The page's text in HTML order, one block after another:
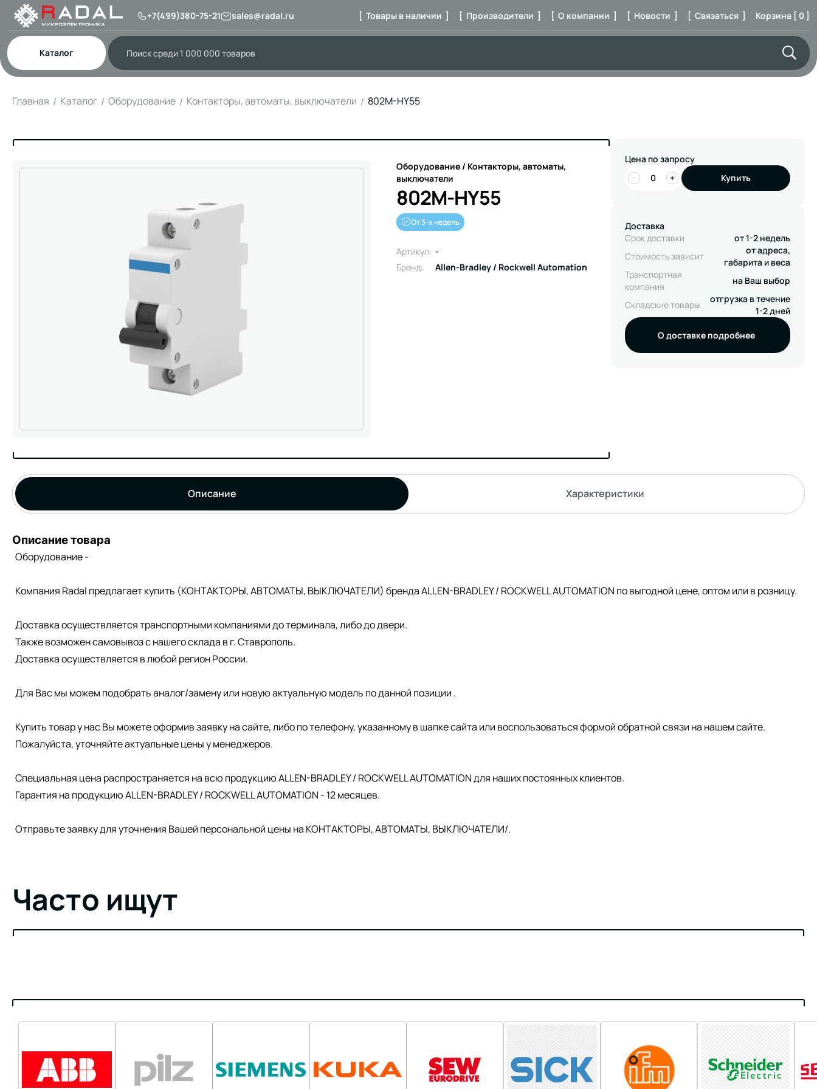
+7(499)380-75-21 sales@radal.ru [ Товары в наличии ] [ Производители ] [ О компании ] [ Новости ] [ Связаться ] Корзина [ 0 ]
Каталог
Главная Каталог Оборудование Контакторы, автоматы, выключатели 802M-HY55
Оборудование / Контакторы, автоматы,
выключатели
802M-HY55
От 3-х недель
Артикул: -
Бренд:
Allen-Bradley / Rockwell Automation
Цена по запросу
−
+ Купить
Доставка
Срок доставки
от 1-2 недель
Стоимость зависит
от адреса,
габарита и веса
Транспортная
компания
на Ваш выбор
Складские товары
отгрузка в течение
1-2 дней
О доставке подробнее
Описание Характеристики
Описание товара
Оборудование -
Компания Radal предлагает купить (КОНТАКТОРЫ, АВТОМАТЫ, ВЫКЛЮЧАТЕЛИ) бренда ALLEN-BRADLEY / ROCKWELL AUTOMATION по выгодной цене, оптом или в розницу.
Доставка осуществляется транспортными компаниями до терминала, либо до двери.
Также возможен самовывоз с нашего склада в г. Ставрополь.
Доставка осуществляется в любой регион России.
Для Вас мы можем подобрать аналог/замену или новую актуальную модель по данной позиции .
Купить товар у нас Вы можете оформив заявку на сайте, либо по телефону, указанному в шапке сайта или воспользоваться формой обратной связи на нашем сайте.
Пожалуйста, уточняйте актуальные цены у менеджеров.
Специальная цена распространяется на всю продукцию ALLEN-BRADLEY / ROCKWELL AUTOMATION для наших постоянных клиентов.
Гарантия на продукцию ALLEN-BRADLEY / ROCKWELL AUTOMATION - 12 месяцев.
Отправьте заявку для уточнения Вашей персональной цены на КОНТАКТОРЫ, АВТОМАТЫ, ВЫКЛЮЧАТЕЛИ/.
Часто ищут